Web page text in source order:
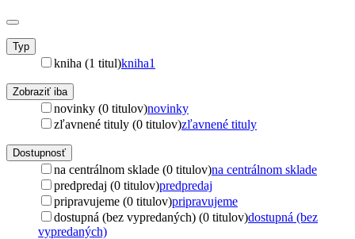
Typ
kniha (1 titul)kniha1
Zobraziť iba
novinky (0 titulov)novinky
zľavnené tituly (0 titulov)zľavnené tituly
Dostupnosť
na centrálnom sklade (0 titulov)na centrálnom sklade
predpredaj (0 titulov)predpredaj
pripravujeme (0 titulov)pripravujeme
dostupná (bez vypredaných) (0 titulov)dostupná (bez
vypredaných)